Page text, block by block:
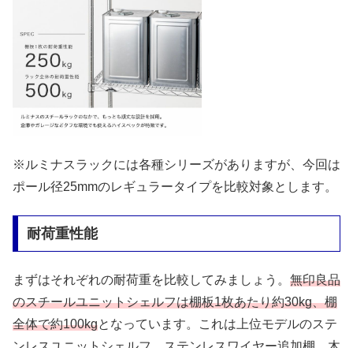
※ルミナスラックには各種シリーズがありますが、今回は
ポール径25mmのレギュラータイプを比較対象とします。
耐荷重性能
まずはそれぞれの耐荷重を比較してみましょう。 無印良品
のスチールユニットシェルフは棚板1枚あたり約30kg、棚
全体で約100kgとなっています。これは上位モデルのステ